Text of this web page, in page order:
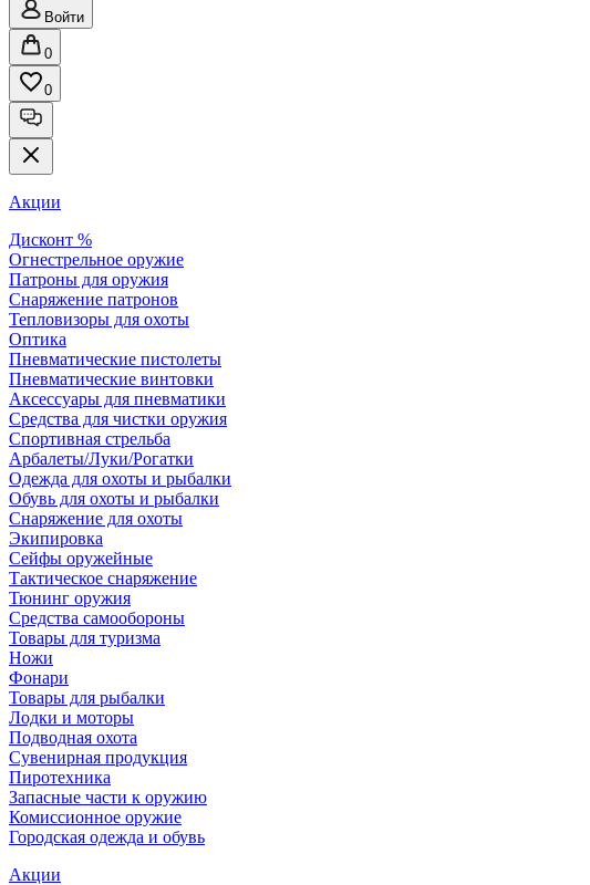
Войти
0
0
Акции
Дисконт %
Огнестрельное оружие
Патроны для оружия
Снаряжение патронов
Тепловизоры для охоты
Оптика
Пневматические пистолеты
Пневматические винтовки
Аксессуары для пневматики
Средства для чистки оружия
Спортивная стрельба
Арбалеты/Луки/Рогатки
Одежда для охоты и рыбалки
Обувь для охоты и рыбалки
Снаряжение для охоты
Экипировка
Сейфы оружейные
Тактическое снаряжение
Тюнинг оружия
Средства самообороны
Товары для туризма
Ножи
Фонари
Товары для рыбалки
Лодки и моторы
Подводная охота
Сувенирная продукция
Пиротехника
Запасные части к оружию
Комиссионное оружие
Городская одежда и обувь
Акции